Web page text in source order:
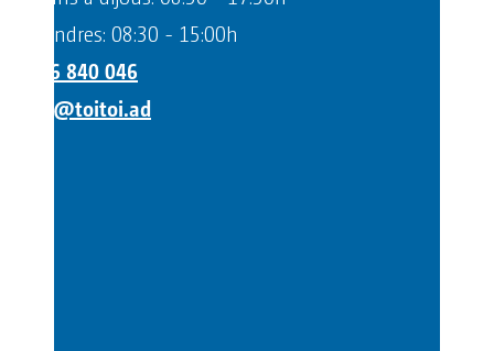
Divendres: 08:30 - 15:00h
+376 840 046
info@toitoi.ad